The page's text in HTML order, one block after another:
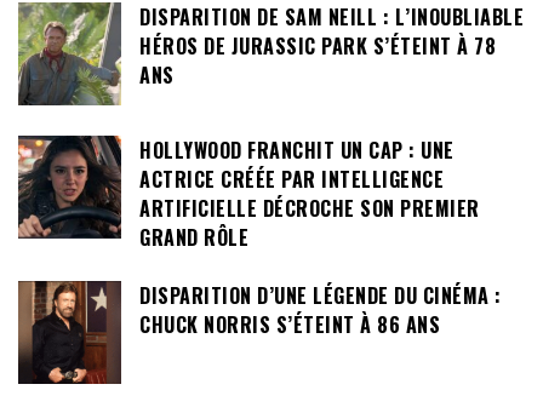
DISPARITION DE SAM NEILL : L’INOUBLIABLE
HÉROS DE JURASSIC PARK S’ÉTEINT À 78
ANS
HOLLYWOOD FRANCHIT UN CAP : UNE
ACTRICE CRÉÉE PAR INTELLIGENCE
ARTIFICIELLE DÉCROCHE SON PREMIER
GRAND RÔLE
DISPARITION D’UNE LÉGENDE DU CINÉMA :
CHUCK NORRIS S’ÉTEINT À 86 ANS